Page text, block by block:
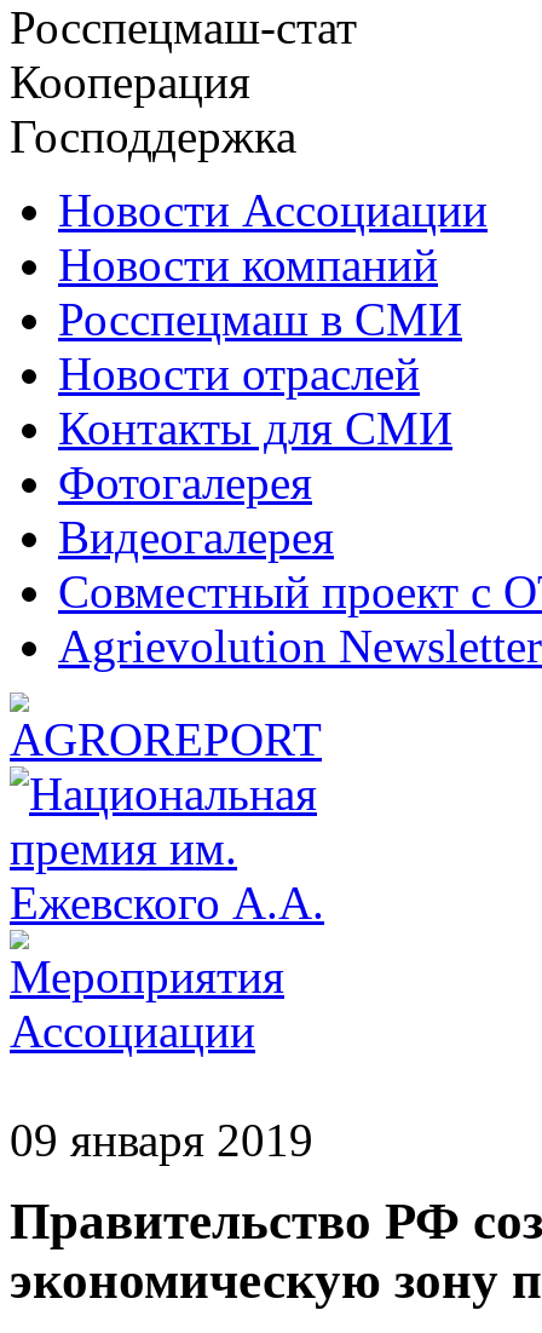
Росспецмаш-стат
Кооперация
Господдержка
Новости Ассоциации
Новости компаний
Росспецмаш в СМИ
Новости отраслей
Контакты для СМИ
Фотогалерея
Видеогалерея
Совместный проект с
Agrievolution Newsletter
09 января 2019
Правительство РФ
экономическую зону